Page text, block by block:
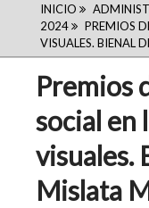
INICIO
2024
PREMIOS
VISUALES. BIENAL
Premios
social en
visuales.
Mislata